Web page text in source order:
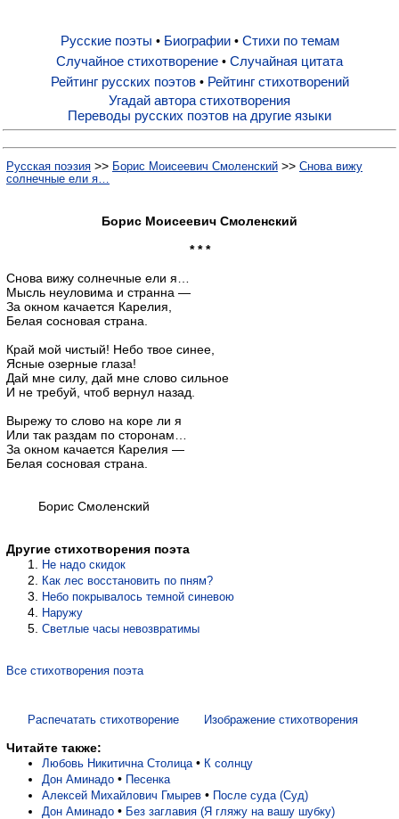
Русские поэты
Биографии
Стихи по темам
Рейтинг русских поэтов
Рейтинг стихотворений
Русские поэты • Биографии• Стихи по темам
Случайное стихотворение • Случайная цитата
Рейтинг русских поэтов• Рейтинг стихотворений
Угадай автора стихотворения
Переводы русских поэтов на другие языки
Русская поэзия >> Борис Моисеевич Смоленский >> Снова вижу
солнечные ели я…
Борис Моисеевич Смоленский
* * *
Снова вижу солнечные ели я…
Мысль неуловима и странна —
За окном качается Карелия,
Белая сосновая страна.
Край мой чистый! Небо твое синее,
Ясные озерные глаза!
Дай мне силу, дай мне слово сильное
И не требуй, чтоб вернул назад.
Вырежу то слово на коре ли я
Или так раздам по сторонам…
За окном качается Карелия —
Белая сосновая страна.
Борис Смоленский
Другие стихотворения поэта
Не надо скидок
Как лес восстановить по пням?
Небо покрывалось темной синевою
Наружу
Светлые часы невозвратимы
Все стихотворения поэта
Распечатать стихотворение Изображение стихотворения
Читайте также:
Любовь Никитична Столица • К солнцу
Дон Аминадо • Песенка
Алексей Михайлович Гмырев • После суда (Суд)
Дон Аминадо • Без заглавия (Я гляжу на вашу шубку)